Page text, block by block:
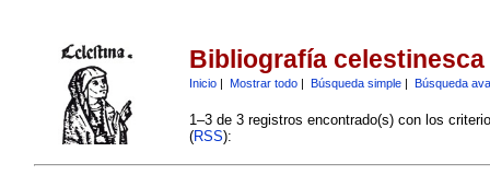
Bibliografía celestinesca
Inicio| Mostrar todo| Búsqueda simple| Búsqueda
1–3 de 3 registros encontrado(s) con los
(RSS):